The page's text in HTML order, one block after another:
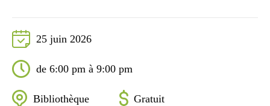
25 juin 2026
de 6:00 pm à 9:00 pm
Bibliothèque Gratuit